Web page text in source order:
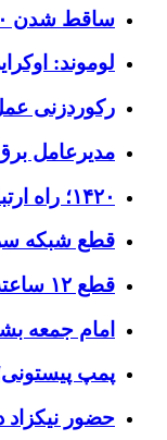
ساقط شدن ۴۸۳۰ پهپاد اوکراینی با آتش پدافند روسیه
لوموند:
رکوردزنی
مدیرعامل برق تهران: کاهش ۱۰
۱۴۲۰؛ راه ارتباطی بیمه شدگان تأمین‌اجتماعی
قطع شبکه
قطع ۱۲ ساعته آب در ۲ محله بندرعباس
امام جمعه
پمپ
حضور نیکزاد